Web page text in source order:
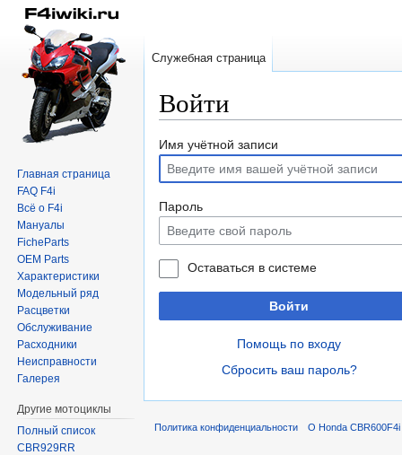
Войти
Перейти
навигации
Перейти
поиску
Имя учётной записи
Пароль
Оставаться в системе
Войти
Помощь по входу
Сбросить ваш пароль?
Служебная страница
Главная страница
FAQ F4i
Всё о F4i
Мануалы
FicheParts
OEM Parts
Характеристики
Модельный ряд
Расцветки
Обслуживание
Расходники
Неисправности
Галерея
Другие мотоциклы
Полный список
CBR929RR
Политика конфиденциальности О Honda CBR600F4i